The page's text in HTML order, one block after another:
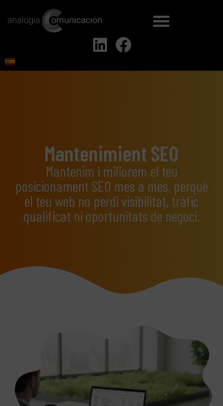
Mantenimient SEO
Mantenim i millorem el teu
posicionament SEO mes a mes, perquè
el teu web no perdi visibilitat, tràfic
qualificat ni oportunitats de negoci.